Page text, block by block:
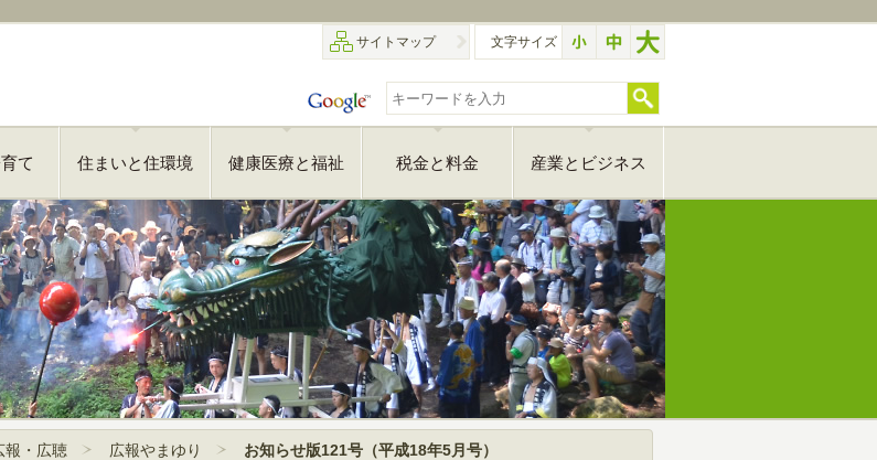
サイトマップ 文字サイズ
て 住まいと住環境 健康医療と福祉 税金と料金 産業とビジネス
報・広聴 広報やまゆり お知らせ版121号（平成18年5月号）